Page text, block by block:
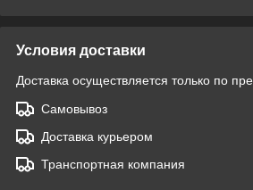
Условия доставки
Доставка осуществляется только по
Самовывоз
Доставка курьером
Транспортная компания